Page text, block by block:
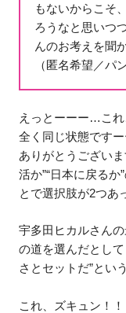
もないからこそ
ろうなと思いつ
んのお考えを聞
（匿名希望／パ
えっとーーー…こ
全く同じ状態です
ありがとうござい
活か”“日本に戻る
とで選択肢が2つあ
宇多田ヒカルさん
の道を選んだとし
さとセットだ”とい
これ、ズキュン！